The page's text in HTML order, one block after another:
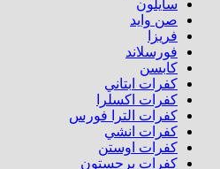
سايلون
صن وايد
فريزا
فورسلاند
كابسن
كفرات ابتاني
كفرات اكسلرا
كفرات الترا فورس
كفرات انشي
كفرات اوستن
كفرات برجستون